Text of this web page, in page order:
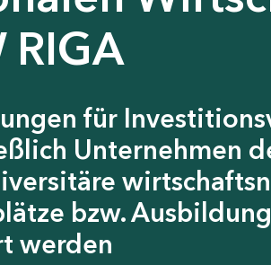
RIGA
für
Unternehmen
bzw.
werden